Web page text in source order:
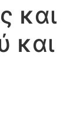
και
και